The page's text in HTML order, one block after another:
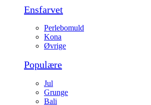
Ensfarvet
Perlebomuld
Kona
Øvrige
Populære
Jul
Grunge
Bali